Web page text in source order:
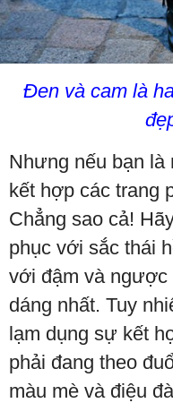
Đen và cam là
Nhưng nếu bạn là
kết hợp các trang
Chẳng sao cả!
phục với sắc thái
với đậm và ngược
dáng nhất. Tuy
lạm dụng sự kết
phải đang theo
màu mè và điệu